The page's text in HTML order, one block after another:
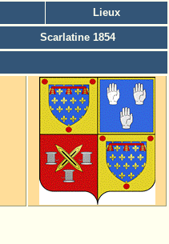
Lieux
Scarlatine 1854